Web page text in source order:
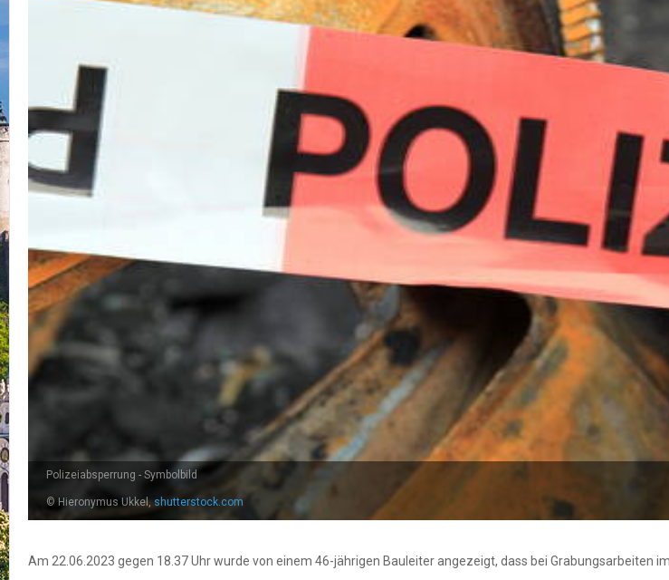
Polizeiabsperrung - Symbolbild
© Hieronymus Ukkel,shutterstock.com
Am 22.06.2023 gegen 18.37 Uhr wurde von einem 46-jährigen Bauleiter angezeigt, dass bei Grabungsarbeiten